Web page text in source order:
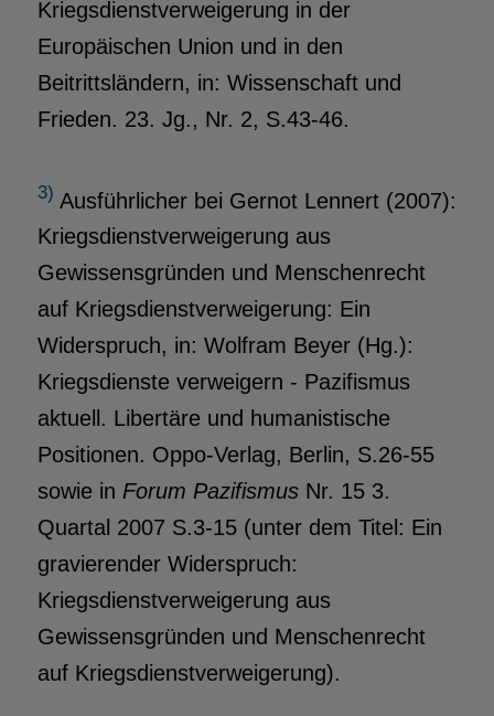
Kriegsdienstverweigerung in der
Europäischen Union und in den
Beitrittsländern, in: Wissenschaft und
Frieden. 23. Jg., Nr. 2, S.43-46.
3) Ausführlicher bei Gernot Lennert (2007):
Kriegsdienstverweigerung aus
Gewissensgründen und Menschenrecht
auf Kriegsdienstverweigerung: Ein
Widerspruch, in: Wolfram Beyer (Hg.):
Kriegsdienste verweigern - Pazifismus
aktuell. Libertäre und humanistische
Positionen. Oppo-Verlag, Berlin, S.26-55
sowie in Forum PazifismusNr. 15 3.
Quartal 2007 S.3-15 (unter dem Titel: Ein
gravierender Widerspruch:
Kriegsdienstverweigerung aus
Gewissensgründen und Menschenrecht
auf Kriegsdienstverweigerung).